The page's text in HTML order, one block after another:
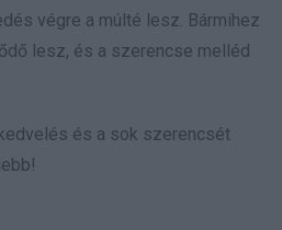
végre a múlté lesz. Bármihez
lesz, és a szerencse melléd
és a sok szerencsét